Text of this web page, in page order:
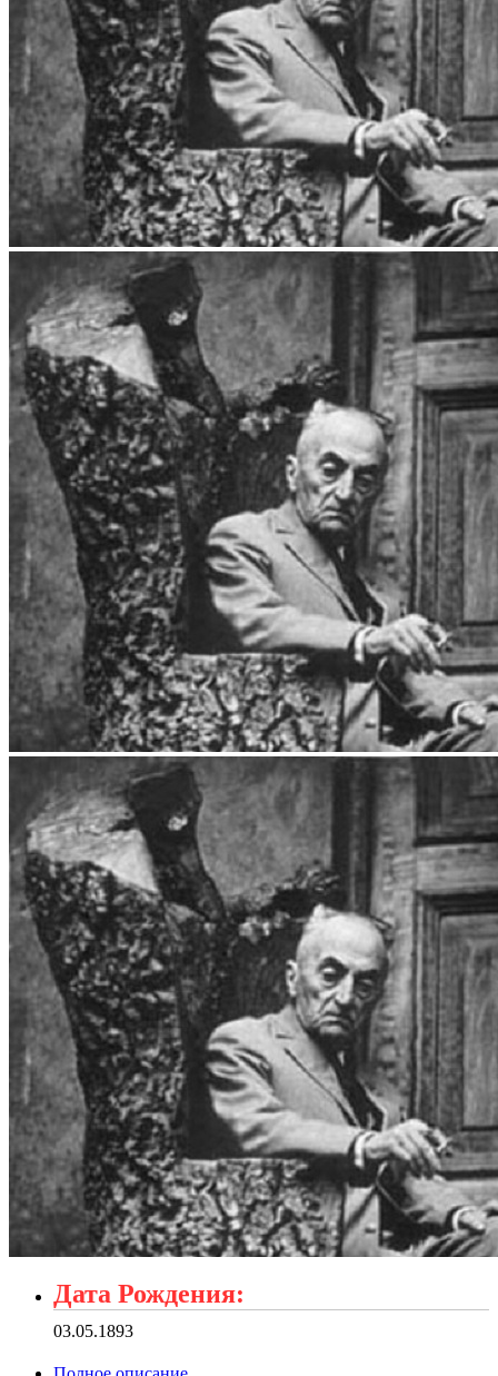
Дата Рождения:
03.05.1893